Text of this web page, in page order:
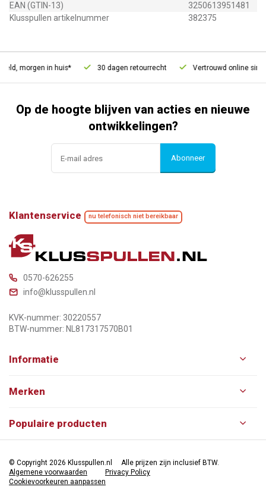
EAN (GTIN-13)
3250613951481
Klusspullen artikelnummer
382375
morgen in huis* 30 dagen retourrecht Vertrouwd online sinds
Op de hoogte blijven van acties en nieuwe
ontwikkelingen?
Abonneer
Klantenservice nu telefonisch niet bereikbaar
0570-626255
info@klusspullen.nl
KVK-nummer: 30220557
BTW-nummer: NL817317570B01
Informatie
Merken
Populaire producten
© Copyright 2026 Klusspullen.nl
Alle prijzen zijn inclusief BTW.
Algemene voorwaarden
Privacy Policy
Cookievoorkeuren aanpassen